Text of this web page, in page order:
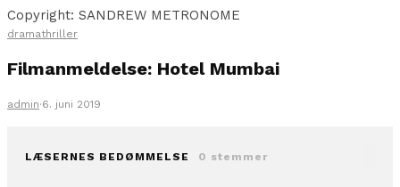
Copyright: SANDREW METRONOME
dramathriller
Filmanmeldelse: Hotel Mumbai
admin·6. juni 2019
LÆSERNES BEDØMMELSE 0 stemmer